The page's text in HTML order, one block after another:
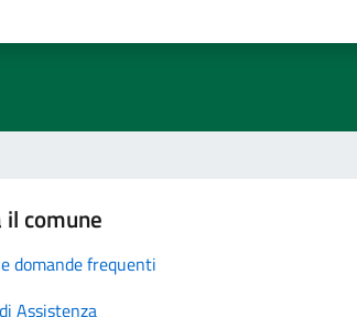
comune
domande frequenti
Assistenza